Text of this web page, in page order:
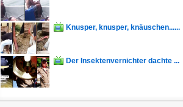
Knusper, knusper, knäuschen......
Der Insektenvernichter dachte ...